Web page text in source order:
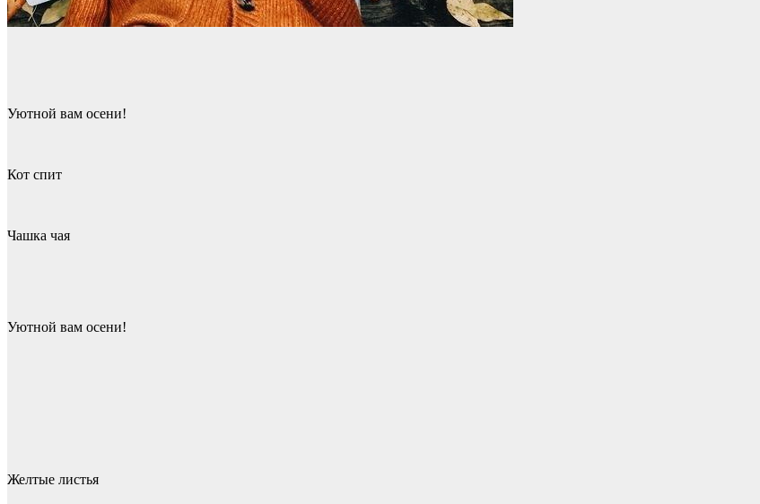
Уютной вам осени!
Кот спит
Чашка чая
Уютной вам осени!
Желтые листья